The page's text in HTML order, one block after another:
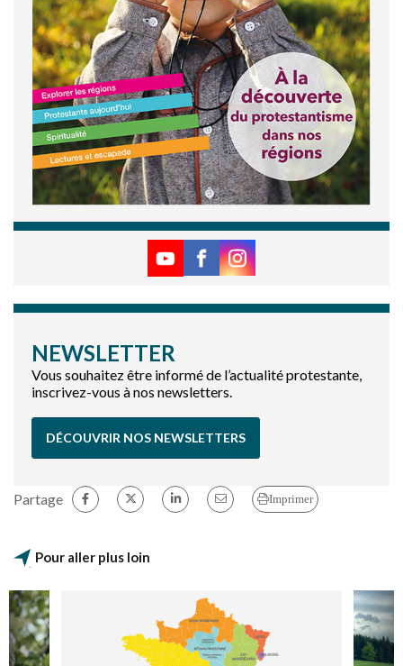
NEWSLETTER
Vous souhaitez être informé de l’actualité protestante,
inscrivez-vous à nos newsletters.
DÉCOUVRIR NOS NEWSLETTERS
Partage Imprimer
Pour aller plus loin